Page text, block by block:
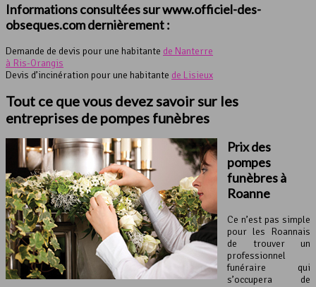
Informations consultées sur www.officiel-des-
obseques.com dernièrement :
Demande de devis pour une habitante de Nanterre
à Ris-Orangis
Devis d’incinération pour une habitante de Lisieux
Tout ce que vous devez savoir sur les
entreprises de pompes funèbres
Prix des
pompes
funèbres à
Roanne
Ce n’est pas simple
pour les Roannais
de trouver un
professionnel
funéraire qui
s’occupera de